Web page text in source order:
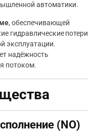
автоматики.
, обеспечивающей
гидравлические потери
эксплуатации.
надёжность
потоком.
(NO)